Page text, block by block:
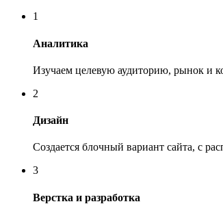
1
Аналитика
Изучаем целевую аудиторию, рынок и
2
Дизайн
Создается блочный вариант сайта, с
3
Верстка и разработка